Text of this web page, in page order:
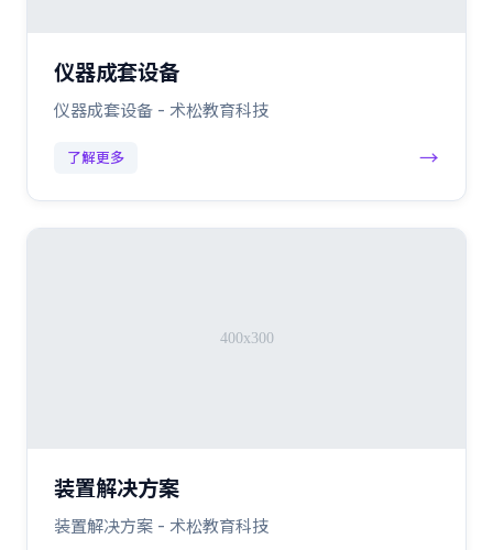
仪器成套设备
仪器成套设备 - 术松教育科技
了解更多 →
装置解决方案
装置解决方案 - 术松教育科技